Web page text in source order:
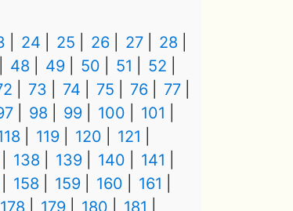
24 25 26 27
28
48 49 50 51
52
73 74 75 76
77
98 99 100
101
119 120
121
138 139 140
141
158 159 160
161
178 179 180
181